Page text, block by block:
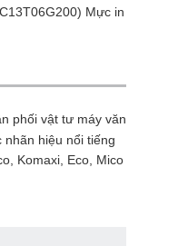
Mực in
phối vật tư máy văn
hiệu nổi tiếng
Komaxi, Eco, Mico